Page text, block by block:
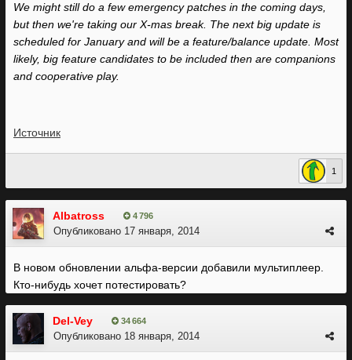
We might still do a few emergency patches in the coming days,
but then we're taking our X-mas break. The next big update is
scheduled for January and will be a feature/balance update. Most
likely, big feature candidates to be included then are companions
and cooperative play.
Источник
1
Albatross 4 796
Опубликовано 17 января, 2014
В новом обновлении альфа-версии добавили мультиплеер.
Кто-нибудь хочет потестировать?
Del-Vey 34 664
Опубликовано 18 января, 2014